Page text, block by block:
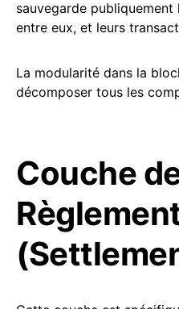
sauvegarde
entre eux, et leurs
La modularité dans la
décomposer tous les
Couche